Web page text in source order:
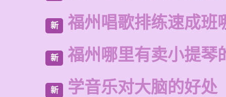
新 福州唱歌排练速成班
新 福州哪里有卖小提琴
新 学音乐对大脑的好处